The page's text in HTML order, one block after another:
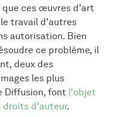
que ces œuvres d'art
travail d'autres
autorisation. Bien
ce problème, il
deux des
les plus
Diffusion, font l'objet
droits d'auteur.